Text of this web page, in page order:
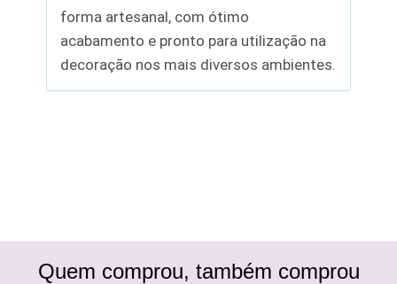
forma artesanal, com ótimo
acabamento e pronto para utilização na
decoração nos mais diversos ambientes.
Quem comprou, também comprou